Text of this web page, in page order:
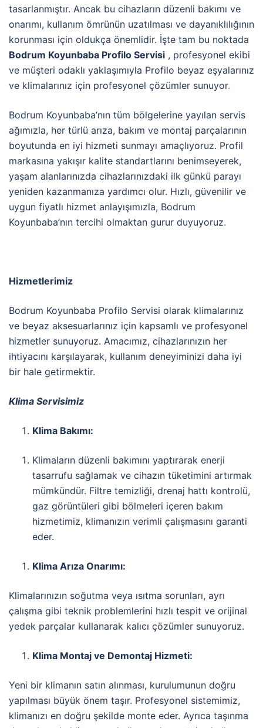
tasarlanmıştır. Ancak bu cihazların düzenli bakımı ve
onarımı, kullanım ömrünün uzatılması ve dayanıklılığının
korunması için oldukça önemlidir. İşte tam bu noktada
Bodrum Koyunbaba Profilo Servisi , profesyonel ekibi
ve müşteri odaklı yaklaşımıyla Profilo beyaz eşyalarınız
ve klimalarınız için profesyonel çözümler sunuyor.
Bodrum Koyunbaba’nın tüm bölgelerine yayılan servis
ağımızla, her türlü arıza, bakım ve montaj parçalarının
boyutunda en iyi hizmeti sunmayı amaçlıyoruz. Profil
markasına yakışır kalite standartlarını benimseyerek,
yaşam alanlarınızda cihazlarınızdaki ilk günkü parayı
yeniden kazanmanıza yardımcı olur. Hızlı, güvenilir ve
uygun fiyatlı hizmet anlayışımızla, Bodrum
Koyunbaba’nın tercihi olmaktan gurur duyuyoruz.
Hizmetlerimiz
Bodrum Koyunbaba Profilo Servisi olarak klimalarınız
ve beyaz aksesuarlarınız için kapsamlı ve profesyonel
hizmetler sunuyoruz. Amacımız, cihazlarınızın her
ihtiyacını karşılayarak, kullanım deneyiminizi daha iyi
bir hale getirmektir.
Klima Servisimiz
Klima Bakımı:
Klimaların düzenli bakımını yaptırarak enerji
tasarrufu sağlamak ve cihazın tüketimini artırmak
mümkündür. Filtre temizliği, drenaj hattı kontrolü,
gaz görüntüleri gibi bölmeleri içeren bakım
hizmetimiz, klimanızın verimli çalışmasını garanti
eder.
Klima Arıza Onarımı:
Klimalarınızın soğutma veya ısıtma sorunları, ayrı
çalışma gibi teknik problemlerini hızlı tespit ve orijinal
yedek parçalar kullanarak kalıcı çözümler sunuyoruz.
Klima Montaj ve Demontaj Hizmeti:
Yeni bir klimanın satın alınması, kurulumunun doğru
yapılması büyük önem taşır. Profesyonel sistemimiz,
klimanızı en doğru şekilde monte eder. Ayrıca taşınma